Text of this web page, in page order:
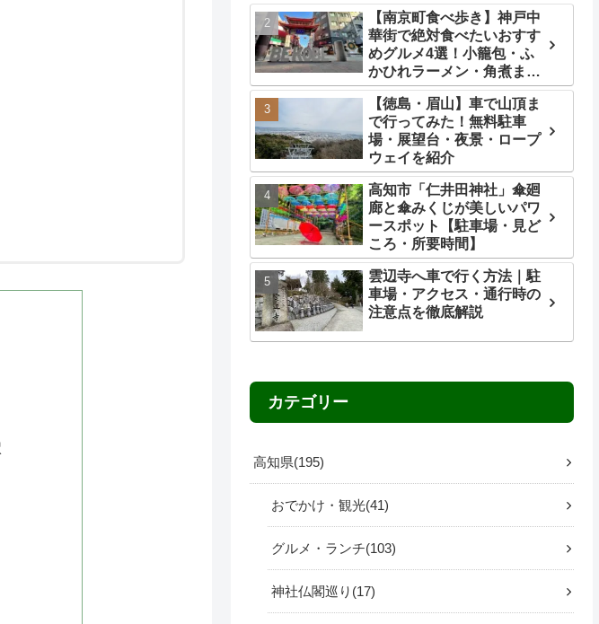
【南京町食べ歩き】神戸中
華街で絶対食べたいおすす
めグルメ4選！小籠包・ふ
かひれラーメン・角煮ま
ん・ごま団子を実食レビュ
ー
【徳島・眉山】車で山頂ま
で行ってみた！無料駐車
場・展望台・夜景・ロープ
ウェイを紹介
高知市「仁井田神社」傘廻
廊と傘みくじが美しいパワ
ースポット【駐車場・見ど
ころ・所要時間】
雲辺寺へ車で行く方法｜駐
車場・アクセス・通行時の
注意点を徹底解説
カテゴリー
高知県 195
おでかけ・観光 41
グルメ・ランチ 103
神社仏閣巡り 17